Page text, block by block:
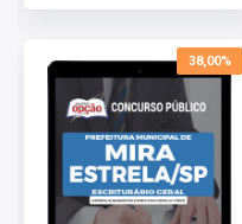
38,00%